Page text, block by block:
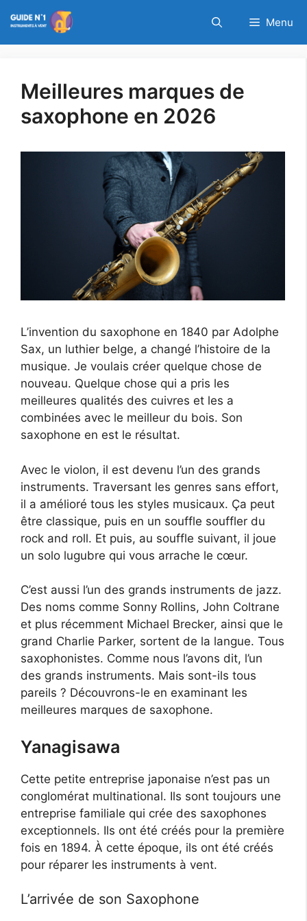
au
contenu
Menu
Meilleures marques de
saxophone en 2026
L’invention du saxophone en 1840 par Adolphe
Sax, un luthier belge, a changé l’histoire de la
musique. Je voulais créer quelque chose de
nouveau. Quelque chose qui a pris les
meilleures qualités des cuivres et les a
combinées avec le meilleur du bois. Son
saxophone en est le résultat.
Avec le violon, il est devenu l’un des grands
instruments. Traversant les genres sans effort,
il a amélioré tous les styles musicaux. Ça peut
être classique, puis en un souffle souffler du
rock and roll. Et puis, au souffle suivant, il joue
un solo lugubre qui vous arrache le cœur.
C’est aussi l’un des grands instruments de jazz.
Des noms comme Sonny Rollins, John Coltrane
et plus récemment Michael Brecker, ainsi que le
grand Charlie Parker, sortent de la langue. Tous
saxophonistes. Comme nous l’avons dit, l’un
des grands instruments. Mais sont-ils tous
pareils ? Découvrons-le en examinant les
meilleures marques de saxophone.
Yanagisawa
Cette petite entreprise japonaise n’est pas un
conglomérat multinational. Ils sont toujours une
entreprise familiale qui crée des saxophones
exceptionnels. Ils ont été créés pour la première
fois en 1894. À cette époque, ils ont été créés
pour réparer les instruments à vent.
L’arrivée de son Saxophone
Cyber Week chez
Thomann : Jusqu'à
-60% de réduction !